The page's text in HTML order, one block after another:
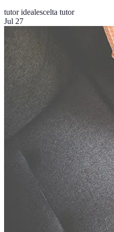
tutor idealescelta tutor
Jul 27